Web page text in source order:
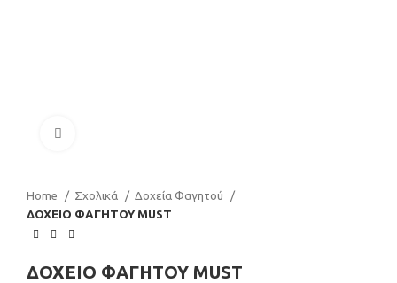
Home Σχολικά
Δοχεία Φαγητού
ΔΟΧΕΙΟ ΦΑΓΗΤΟΥ MUST
ΔΟΧΕΙΟ ΦΑΓΗΤΟΥ MUST